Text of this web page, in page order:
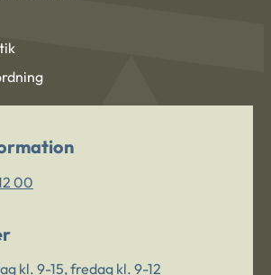
00
kl. 9-15, fredag kl. 9-12